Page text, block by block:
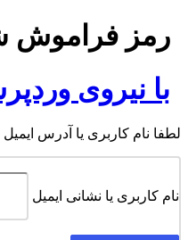
رمز فراموش
با نیروی
لطفا نام کاربری یا آدرس
نام کاربری یا نشانی ایمیل